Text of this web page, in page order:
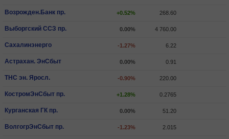
Возрожден.Банк пр. +0.52% 268.60
Выборгский ССЗ пр. 0.00% 4 760.00
Сахалинэнерго -1.27% 6.22
Астрахан. ЭнСбыт 0.00% 0.91
ТНС эн. Яросл. -0.90% 220.00
КостромЭнСбыт пр. +1.28% 0.2765
Курганская ГК пр. 0.00% 51.20
ВолгогрЭнСбыт пр. -1.23% 2.015